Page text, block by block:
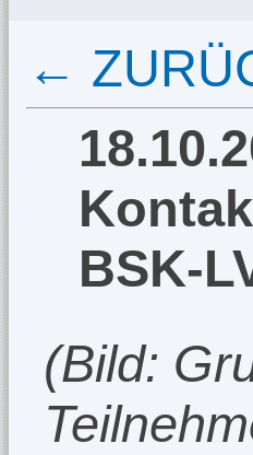
←
BSK-
(Bild: